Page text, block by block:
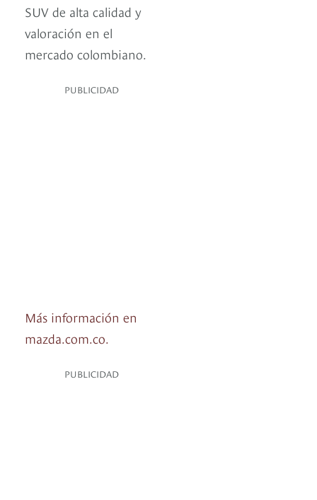
SUV de alta calidad y
valoración en el
mercado colombiano.
PUBLICIDAD
Más información en
mazda.com.co.
PUBLICIDAD